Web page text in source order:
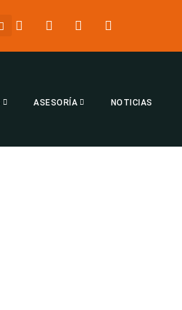
ASESORÍA NOTICIAS